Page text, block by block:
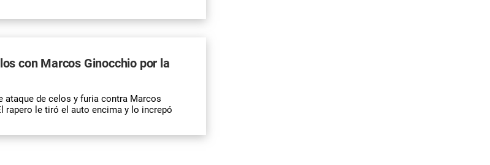
con Marcos Ginocchio por la
ataque de celos y furia contra Marcos
rapero le tiró el auto encima y lo increpó